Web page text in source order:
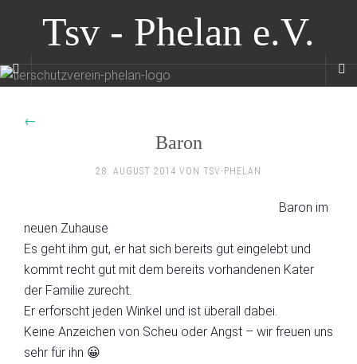
Tsv - Phelan e.V.
←
Baron
28. AUGUST 2014 VON TSV-PHELAN
Baron im
neuen Zuhause
Es geht ihm gut, er hat sich bereits gut eingelebt und
kommt recht gut mit dem bereits vorhandenen Kater
der Familie zurecht.
Er erforscht jeden Winkel und ist überall dabei.
Keine Anzeichen von Scheu oder Angst – wir freuen uns
sehr für ihn 😀